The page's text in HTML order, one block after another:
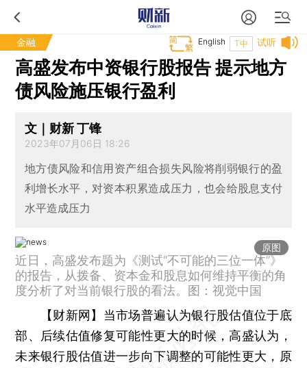
金融 试听
T中
English
高盛发布中资银行股报告 提示地方
债风险施压银行盈利
文｜财新 丁锋
2023年07月06日 18:26
地方债风险和信用资产组合损失风险将削弱银行的盈
利增长水平，对资本积累造成压力，也会给股息支付
水平造成压力
原图
近日，高盛发布题为《测试“不可能的三位一体”》
的报告，从拨备、资本金和股息如何维持平衡的角
度分析了对当前银行股的看法。图：视觉中国
【财新网】 当市场普遍认为银行股估值位于底
部、后续估值修复可能性更大的时候，高盛认为，
未来银行股估值进一步向下调整的可能性更大，原